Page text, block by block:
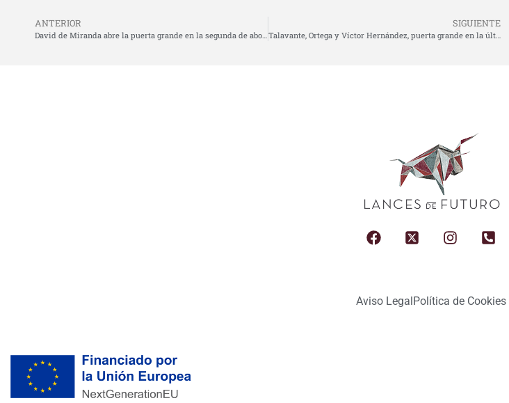
ANTERIOR
David de Miranda abre la puerta grande en la segunda de abono de Torrejón
SIGUIENTE
Talavante, Ortega y Víctor Hernández, puerta grande en la última de la Feria de Torrejón
Aviso LegalPolítica de Cookies